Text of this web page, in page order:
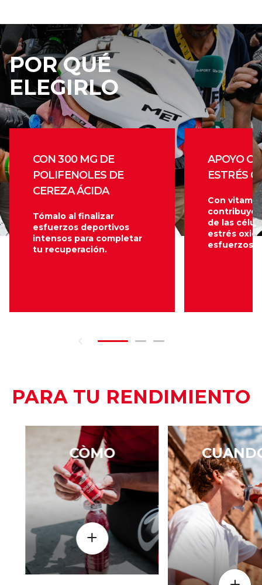
POR QUÉ
ELEGIRLO
CON 300 MG DE
POLIFENOLES DE
CEREZA ÁCIDA
Tómalo al finalizar
esfuerzos deportivos
intensos para completar
tu recuperación.
APOYO
ESTRÉS
Con
contribuye
de las
estrés
esfuerzos
PARA TU RENDIMIENTO
CÒMO